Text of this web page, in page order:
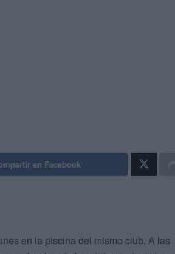
en Facebook
en la piscina del mismo club. A las